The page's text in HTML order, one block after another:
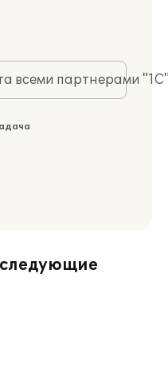
всеми партнерами